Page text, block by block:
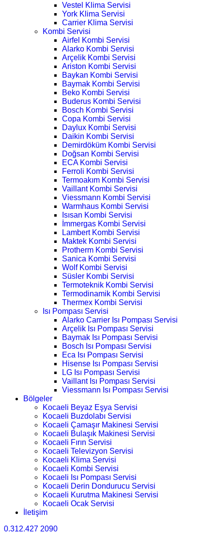
Vestel Klima Servisi
York Klima Servisi
Carrier Klima Servisi
Kombi Servisi
Airfel Kombi Servisi
Alarko Kombi Servisi
Arçelik Kombi Servisi
Ariston Kombi Servisi
Baykan Kombi Servisi
Baymak Kombi Servisi
Beko Kombi Servisi
Buderus Kombi Servisi
Bosch Kombi Servisi
Copa Kombi Servisi
Daylux Kombi Servisi
Daikin Kombi Servisi
Demirdöküm Kombi Servisi
Doğsan Kombi Servisi
ECA Kombi Servisi
Ferroli Kombi Servisi
Termoakım Kombi Servisi
Vaillant Kombi Servisi
Viessmann Kombi Servisi
Warmhaus Kombi Servisi
Isısan Kombi Servisi
İmmergas Kombi Servisi
Lambert Kombi Servisi
Maktek Kombi Servisi
Protherm Kombi Servisi
Sanica Kombi Servisi
Wolf Kombi Servisi
Süsler Kombi Servisi
Termoteknik Kombi Servisi
Termodinamik Kombi Servisi
Thermex Kombi Servisi
Isı Pompası Servisi
Alarko Carrier Isı Pompası Servisi
Arçelik Isı Pompası Servisi
Baymak Isı Pompası Servisi
Bosch Isı Pompası Servisi
Eca Isı Pompası Servisi
Hisense Isı Pompası Servisi
LG Isı Pompası Servisi
Vaillant Isı Pompası Servisi
Viessmann Isı Pompası Servisi
Bölgeler
Kocaeli Beyaz Eşya Servisi
Kocaeli Buzdolabı Servisi
Kocaeli Çamaşır Makinesi Servisi
Kocaeli Bulaşık Makinesi Servisi
Kocaeli Fırın Servisi
Kocaeli Televizyon Servisi
Kocaeli Klima Servisi
Kocaeli Kombi Servisi
Kocaeli Isı Pompası Servisi
Kocaeli Derin Dondurucu Servisi
Kocaeli Kurutma Makinesi Servisi
Kocaeli Ocak Servisi
İletişim
0.312.427 2090